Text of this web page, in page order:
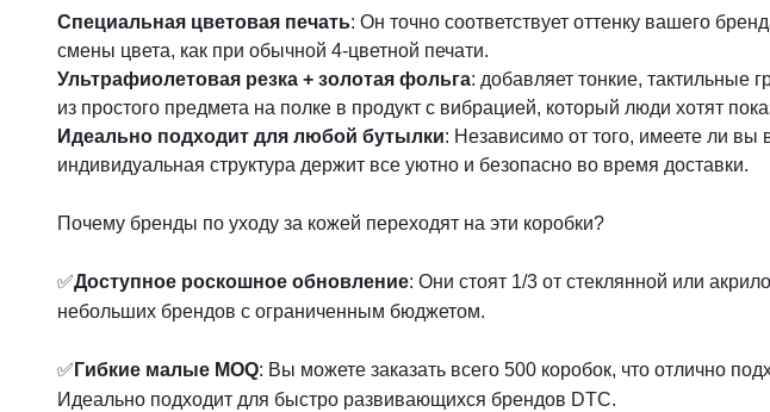
Специальная цветовая печать: Он точно соответствует оттенку вашего
смены цвета, как при обычной 4-цветной печати.
Ультрафиолетовая резка + золотая фольга: добавляет тонкие, тактильные
из простого предмета на полке в продукт с вибрацией, который люди хотят
Идеально подходит для любой бутылки: Независимо от того, имеете ли вы
индивидуальная структура держит все уютно и безопасно во время доставки.
Почему бренды по уходу за кожей переходят на эти коробки?
✅Доступное роскошное обновление: Они стоят 1/3 от стеклянной или
небольших брендов с ограниченным бюджетом.
✅ Гибкие малые MOQ: Вы можете заказать всего 500 коробок, что отлично
Идеально подходит для быстро развивающихся брендов DTC.